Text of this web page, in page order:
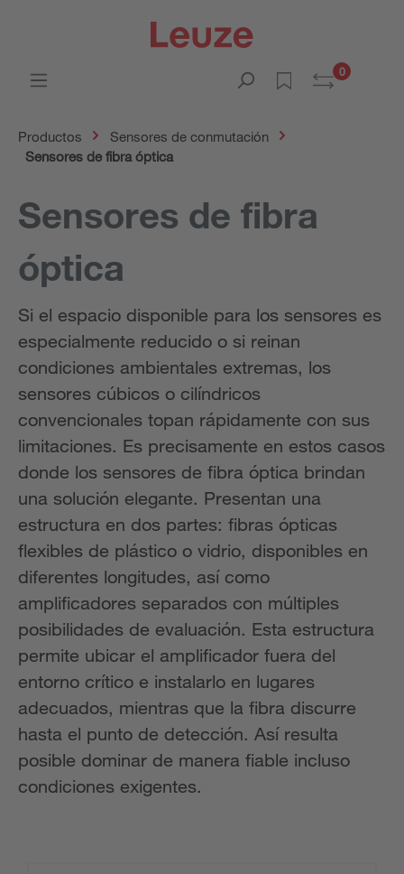
0
Productos
Sensores de conmutación
Sensores de fibra óptica
Sensores de fibra
óptica
Si el espacio disponible para los sensores es
especialmente reducido o si reinan
condiciones ambientales extremas, los
sensores cúbicos o cilíndricos
convencionales topan rápidamente con sus
limitaciones. Es precisamente en estos casos
donde los sensores de fibra óptica brindan
una solución elegante. Presentan una
estructura en dos partes: fibras ópticas
flexibles de plástico o vidrio, disponibles en
diferentes longitudes, así como
amplificadores separados con múltiples
posibilidades de evaluación. Esta estructura
permite ubicar el amplificador fuera del
entorno crítico e instalarlo en lugares
adecuados, mientras que la fibra discurre
hasta el punto de detección. Así resulta
posible dominar de manera fiable incluso
condiciones exigentes.